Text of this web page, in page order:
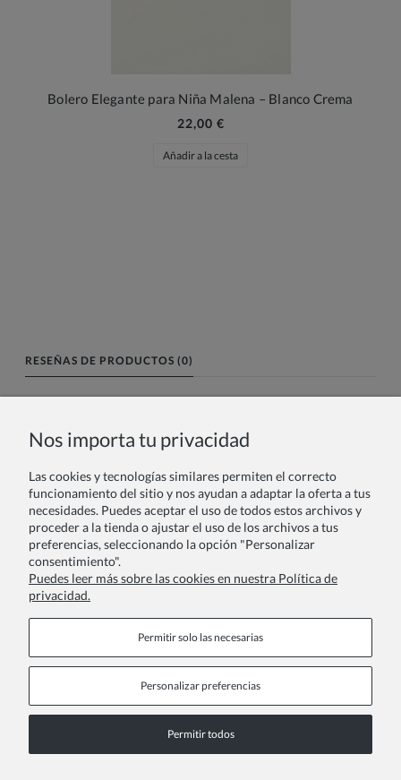
Bolero Elegante para Niña Malena – Blanco Crema
22,00 €
Añadir a la cesta
RESEÑAS DE PRODUCTOS (0)
Tu reseña:
Nos importa tu privacidad
Las cookies y tecnologías similares permiten el correcto
funcionamiento del sitio y nos ayudan a adaptar la oferta a tus
necesidades. Puedes aceptar el uso de todos estos archivos y
proceder a la tienda o ajustar el uso de los archivos a tus
preferencias, seleccionando la opción "Personalizar
consentimiento".
Puedes leer más sobre las cookies en nuestra Política de
privacidad.
Permitir solo las necesarias
Personalizar preferencias
Permitir todos